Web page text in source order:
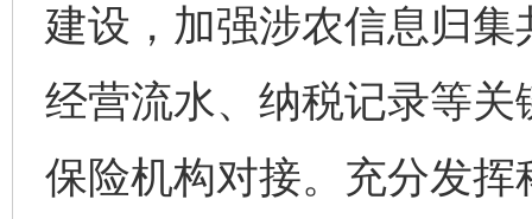
建设，加强涉农信息归
经营流水、纳税记录等
保险机构对接。充分发挥